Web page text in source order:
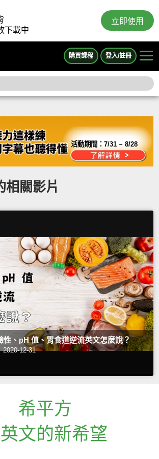
下載中
立即使用
購買課程 登入/註冊
活動期間：7/31 ~ 8/28
相關影片
性、pH 值、胃食道逆流英文怎麼說？
2020-12-31
希平方
文的新希望